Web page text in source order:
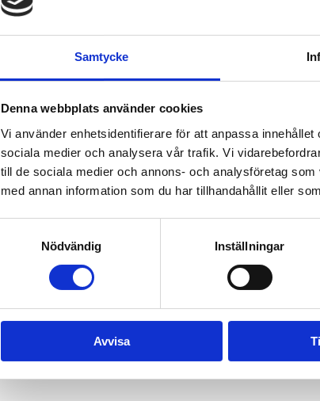
Samtycke
Denna webbplats använder cookies
Vi använder enhetsidentifierare för att anpassa
sociala medier och analysera vår trafik. Vi
till de sociala medier och annons- och analysföretag
med annan information som du har tillhandahållit eller
Nödvändig
Inställningar
Avvisa
07 juli 2026 10:00 – 10:45
Om evenemanget
BEACHOUT: Work out på stranden- funktionell träning på
upp kroppen, höja pulsen och ha kul tillsammans.
Skor eller barfota och bekväma kläder för väder.
Tisdagen 7 juli, kl 10:00-10:45
Vid stranden, nedanför piratbåten.
Passet är kostnadsfritt för våra boende gäster på campingen.